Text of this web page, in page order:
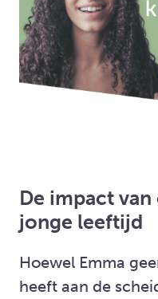
De impact
jonge leeftijd
Hoewel Emma
heeft aan de